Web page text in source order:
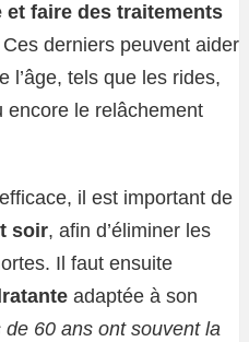
et faire des traitements
Ces derniers peuvent aider
l’âge, tels que les rides,
encore le relâchement
il est important de
soir, afin d’éliminer les
Il faut ensuite
adaptée à son
de 60 ans ont souvent la